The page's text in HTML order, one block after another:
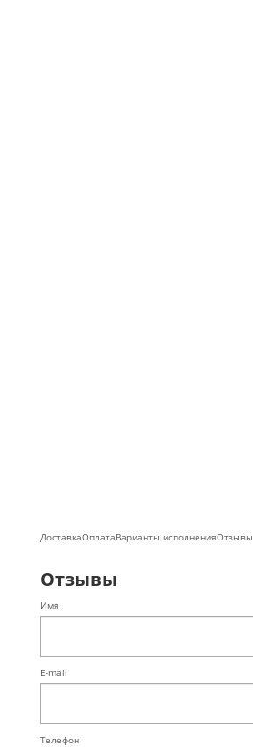
ДоставкаОплатаВарианты исполненияОтзывы
Отзывы
Имя
E-mail
Телефон